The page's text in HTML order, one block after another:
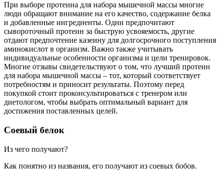
При выборе протеина для набора мышечной массы многие
люди обращают внимание на его качество, содержание белка
и добавленные ингредиенты. Одни предпочитают
сывороточный протеин за быструю усвояемость, другие
отдают предпочтение казеину для долгосрочного поступления
аминокислот в организм. Важно также учитывать
индивидуальные особенности организма и цели тренировок.
Многие отзывы свидетельствуют о том, что лучший протеин
для набора мышечной массы – тот, который соответствует
потребностям и приносит результаты. Поэтому перед
покупкой стоит проконсультироваться с тренером или
диетологом, чтобы выбрать оптимальный вариант для
достижения поставленных целей.
Соевый белок
Из чего получают?
Как понятно из названия, его получают из соевых бобов.